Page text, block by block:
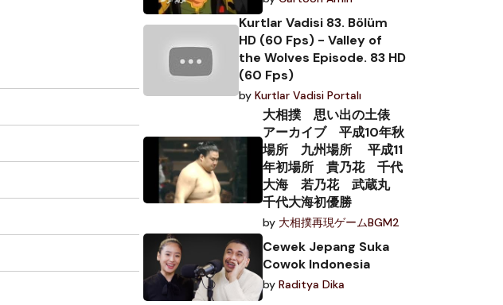
Kurtlar Vadisi 83. Bölüm
HD (60 Fps) - Valley of
the Wolves Episode. 83 HD
(60 Fps)
by Kurtlar Vadisi Portalı
大相撲 思い出の土俵
アーカイブ 平成10年秋
場所 九州場所 平成11
年初場所 貴乃花 千代
大海 若乃花 武蔵丸
千代大海初優勝
by 大相撲再現ゲームBGM2
Cewek Jepang Suka
Cowok Indonesia
by Raditya Dika